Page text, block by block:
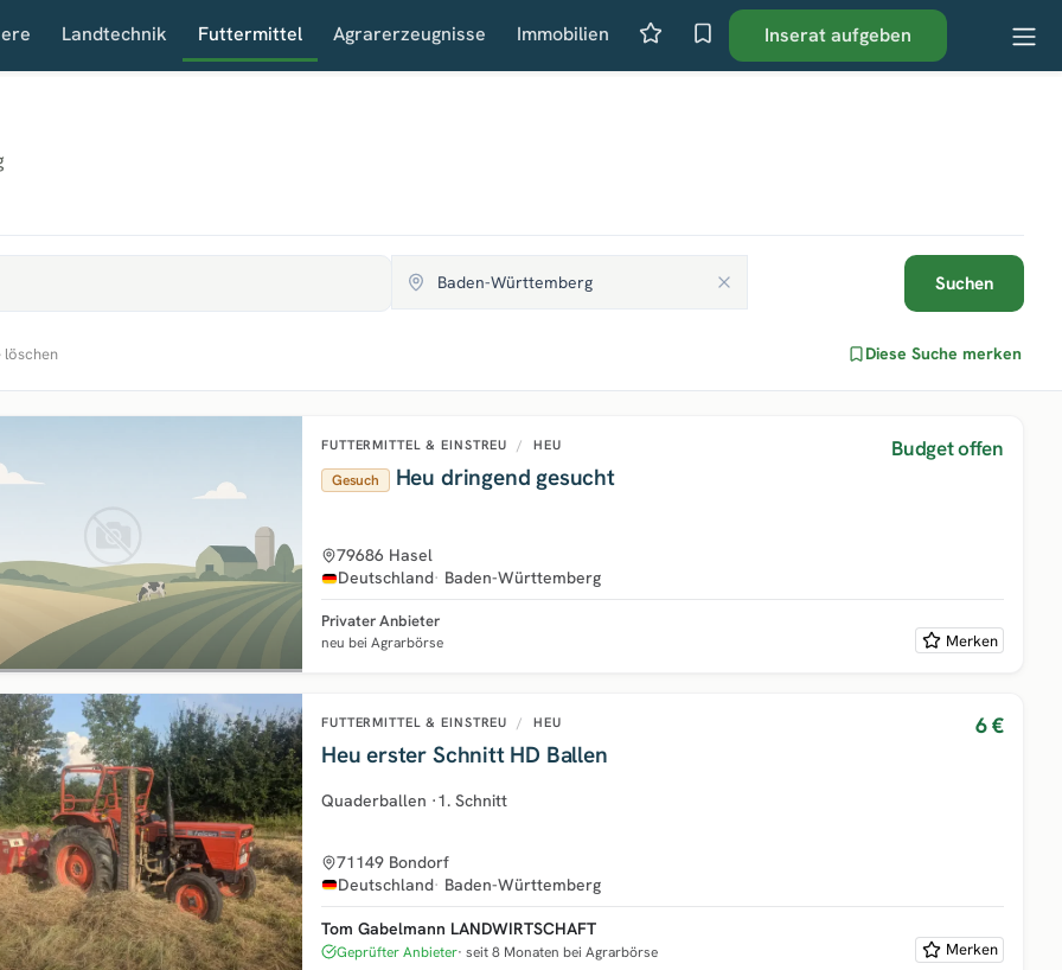
Landtechnik Futtermittel Agrarerzeugnisse Immobilien Inserat aufgeben
Suchen
löschen Diese Suche merken
FUTTERMITTEL & EINSTREU / HEU
Gesuch Heu dringend gesucht
Budget offen
79686 Hasel
Deutschland Baden-Württemberg
Privater Anbieter
neu bei Agrarbörse Merken
FUTTERMITTEL & EINSTREU / HEU
Heu erster Schnitt HD Ballen
6 €
Quaderballen ·1. Schnitt
71149 Bondorf
Deutschland Baden-Württemberg
Tom Gabelmann LANDWIRTSCHAFT
Geprüfter Anbieter seit 8 Monaten bei Agrarbörse Merken